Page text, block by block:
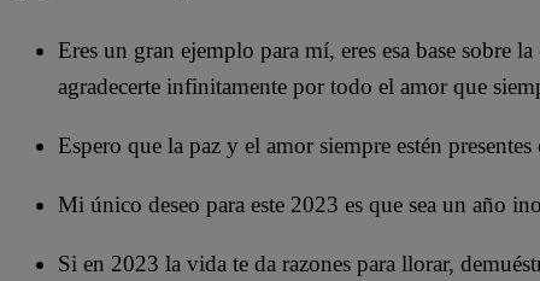
Eres un gran ejemplo para mí, eres esa base sobre
agradecerte infinitamente por todo el amor que
Espero que la paz y el amor siempre estén
Mi único deseo para este 2023 es que sea un año
Si en 2023 la vida te da razones para llorar,